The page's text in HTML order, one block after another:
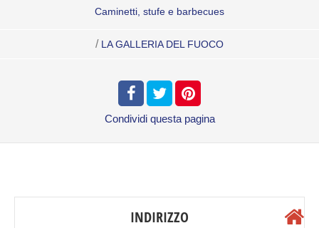
Caminetti, stufe e barbecues
/ LA GALLERIA DEL FUOCO
Condividi questa pagina
INDIRIZZO